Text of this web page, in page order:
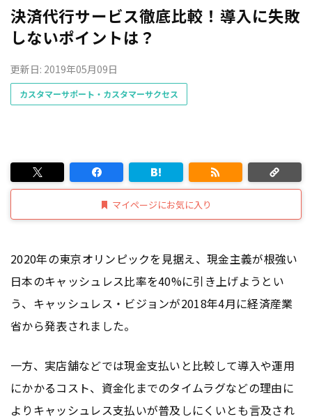
決済代行サービス徹底比較！導入に失敗
しないポイントは？
更新日: 2019年05月09日
カスタマーサポート・カスタマーサクセス
マイページにお気に入り
2020年の東京オリンピックを見据え、現金主義が根強い
日本のキャッシュレス比率を40%に引き上げようとい
う、キャッシュレス・ビジョンが2018年4月に経済産業
省から発表されました。
一方、実店舗などでは現金支払いと比較して導入や運用
にかかるコスト、資金化までのタイムラグなどの理由に
よりキャッシュレス支払いが普及しにくいとも言及され